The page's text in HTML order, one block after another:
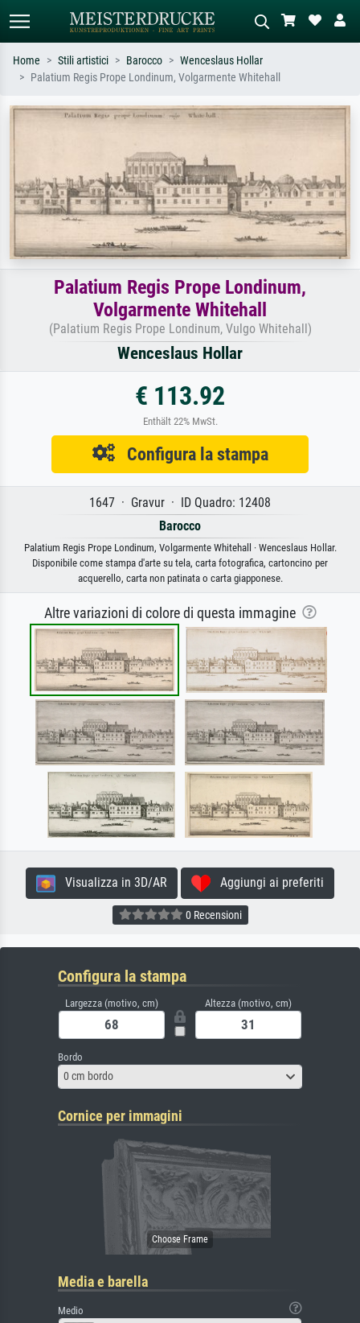
Cerca per artista, titolo o stile – es.
Impressionismo, onda di Hokusai,
Descrivi la scena – es. prato verde,
Home Stili artistici Barocco
Wenceslaus Hollar
Palatium Regis Prope Londinum, Volgarmente Whitehall
Palatium Regis Prope Londinum,
Volgarmente Whitehall
(Palatium Regis Prope Londinum, Vulgo Whitehall)
Wenceslaus Hollar
€ 113.92
Enthält 22% MwSt.
Configura la stampa
1647 · Gravur · ID Quadro: 12408
Barocco
Palatium Regis Prope Londinum, Volgarmente Whitehall · Wenceslaus Hollar.
Disponibile come stampa d'arte su tela, carta fotografica, cartoncino per
acquerello, carta non patinata o carta giapponese.
Altre variazioni di colore di questa immagine
Visualizza in 3D/AR Aggiungi ai preferiti
0 Recensioni
Configura la stampa
Largezza (motivo, cm) Altezza (motivo, cm)
Bordo
0 cm bordo
Cornice per immagini
Media e barella
Medio